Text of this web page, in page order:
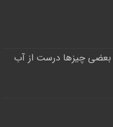
بعضی چیزها درست از آب